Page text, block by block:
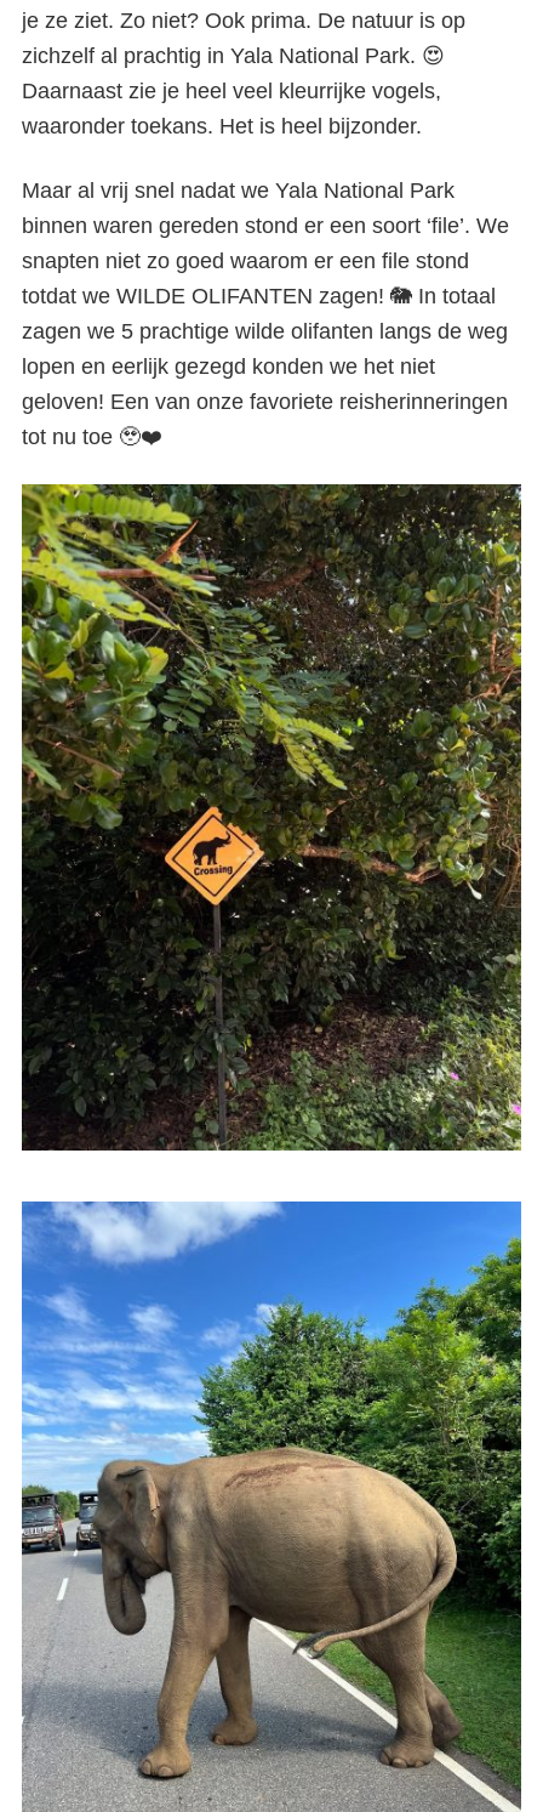
je ze ziet. Zo niet? Ook prima. De natuur is op
zichzelf al prachtig in Yala National Park. 😍
Daarnaast zie je heel veel kleurrijke vogels,
waaronder toekans. Het is heel bijzonder.
Maar al vrij snel nadat we Yala National Park
binnen waren gereden stond er een soort ‘file’. We
snapten niet zo goed waarom er een file stond
totdat we WILDE OLIFANTEN zagen! 🐘 In totaal
zagen we 5 prachtige wilde olifanten langs de weg
lopen en eerlijk gezegd konden we het niet
geloven! Een van onze favoriete reisherinneringen
tot nu toe 🥹❤️